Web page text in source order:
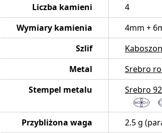
Liczba kamieni
4
Wymiary kamienia
4mm +
Szlif
Metal
Srebro
Stempel metalu
Srebro
Przybliżona waga
2.5 g